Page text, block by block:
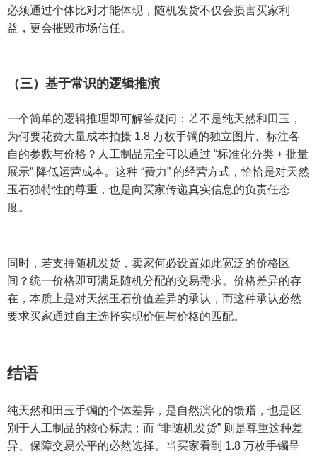
必须通过个体比对才能体现，随机发货不仅会损害买家利
益，更会摧毁市场信任。
（三）基于常识的逻辑推演
一个简单的逻辑推理即可解答疑问：若不是纯天然和田玉，
为何要花费大量成本拍摄 1.8 万枚手镯的独立图片、标注各
自的参数与价格？人工制品完全可以通过 “标准化分类 + 批量
展示” 降低运营成本。这种 “费力” 的经营方式，恰恰是对天然
玉石独特性的尊重，也是向买家传递真实信息的负责任态
度。
同时，若支持随机发货，卖家何必设置如此宽泛的价格区
间？统一价格即可满足随机分配的交易需求。价格差异的存
在，本质上是对天然玉石价值差异的承认，而这种承认必然
要求买家通过自主选择实现价值与价格的匹配。
结语
纯天然和田玉手镯的个体差异，是自然演化的馈赠，也是区
别于人工制品的核心标志；而 “非随机发货” 则是尊重这种差
异、保障交易公平的必然选择。当买家看到 1.8 万枚手镯呈